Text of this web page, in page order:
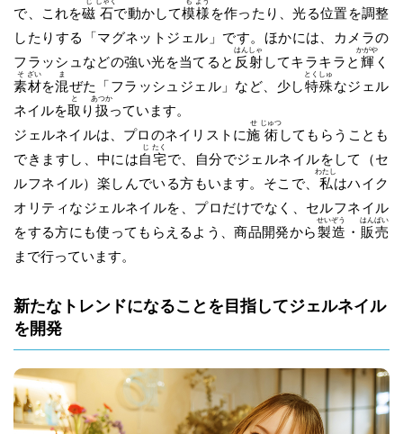
で、これを磁 石で動かして模様 を作ったり、光る位置を調整
したりする「マグネットジェル」です。ほかには、カメラの
フラッシュなどの強い光を当てると 反
はん
射
しゃ
してキラキラと 輝
かがや
く
素
そ
材
ざい
を混
ま
ぜた「フラッシュジェル」など、少し特
とく
殊
しゅ
なジェル
ネイルを取
と
り 扱
あつか
っています。
ジェルネイルは、プロのネイリストに施
せ
術
じゅつ
してもらうことも
できますし、中には自
じ
宅
たく
で、自分でジェルネイルをして（セ
ルフネイル）楽しんでいる方もいます。そこで、 私
わたし
はハイク
オリティなジェルネイルを、プロだけでなく、セルフネイル
をする方にも使ってもらえるよう、商品開発から製
せい
造
ぞう
・ 販
はん
売
ばい
まで行っています。
新たなトレンドになることを目指してジェルネイル
を開発